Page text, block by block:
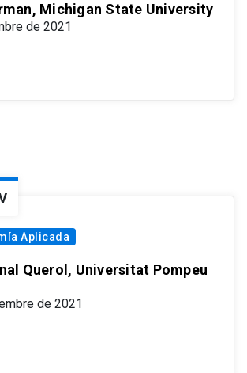
Michigan State University
de 2021
Aplicada
Querol, Universitat Pompeu
de 2021